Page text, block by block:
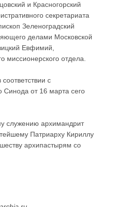
и Красногорский
секретариата
Зеленоградский
делами Московской
Евфимий,
миссионерского отдела.
с
от 16 марта сего
служению архимандрит
Патриарху Кириллу
архипастырям со